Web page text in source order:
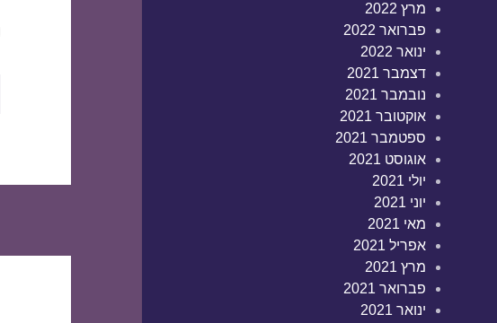
מרץ 2022
פברואר 2022
ינואר 2022
דצמבר 2021
נובמבר 2021
אוקטובר 2021
ספטמבר 2021
אוגוסט 2021
יולי 2021
יוני 2021
מאי 2021
אפריל 2021
מרץ 2021
פברואר 2021
ינואר 2021